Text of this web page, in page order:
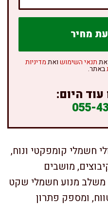
תנאי השימושואתמדיניות
באתר.
עוד היום:
055-
חשמלי קומפקטי ונוח,
מושבים
משלב מנוע חשמלי שקט
ומספק פתרון